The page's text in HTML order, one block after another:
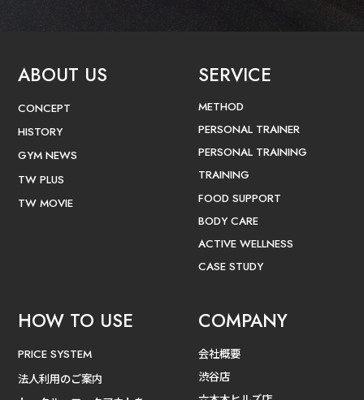
ABOUT US
CONCEPT
HISTORY
GYM NEWS
TW PLUS
TW MOVIE
SERVICE
METHOD
PERSONAL TRAINER
PERSONAL TRAINING
TRAINING
FOOD SUPPORT
BODY CARE
ACTIVE WELLNESS
CASE STUDY
HOW TO USE
PRICE SYSTEM
法人利用のご案内
COMPANY
会社概要
渋谷店